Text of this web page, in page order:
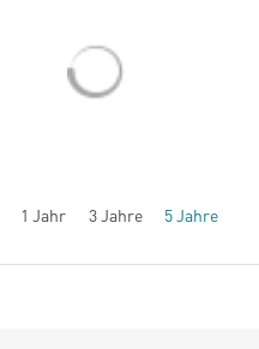
1 Jahr 3 Jahre 5 Jahre